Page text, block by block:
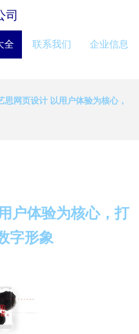
司
全 联系我们 企业信息
思网页设计 以用户体验为核心，
户体验为核心，打
字形象